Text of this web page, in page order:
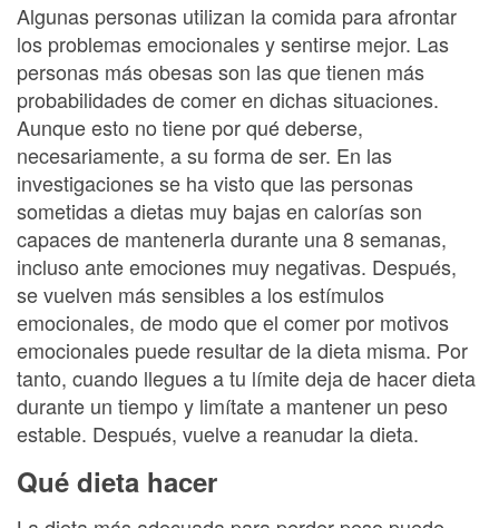
Algunas personas utilizan la comida para afrontar
los problemas emocionales y sentirse mejor. Las
personas más obesas son las que tienen más
probabilidades de comer en dichas situaciones.
Aunque esto no tiene por qué deberse,
necesariamente, a su forma de ser. En las
investigaciones se ha visto que las personas
sometidas a dietas muy bajas en calorías son
capaces de mantenerla durante una 8 semanas,
incluso ante emociones muy negativas. Después,
se vuelven más sensibles a los estímulos
emocionales, de modo que el comer por motivos
emocionales puede resultar de la dieta misma. Por
tanto, cuando llegues a tu límite deja de hacer dieta
durante un tiempo y limítate a mantener un peso
estable. Después, vuelve a reanudar la dieta.
Qué dieta hacer